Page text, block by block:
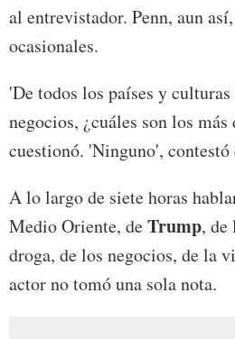
al entrevistador. Penn, aun
ocasionales.
'De todos los países y
negocios, ¿cuáles son los
cuestionó. 'Ninguno',
A lo largo de siete horas
Medio Oriente, deTrump,
droga, de los negocios, de la
actor no tomó una sola nota.